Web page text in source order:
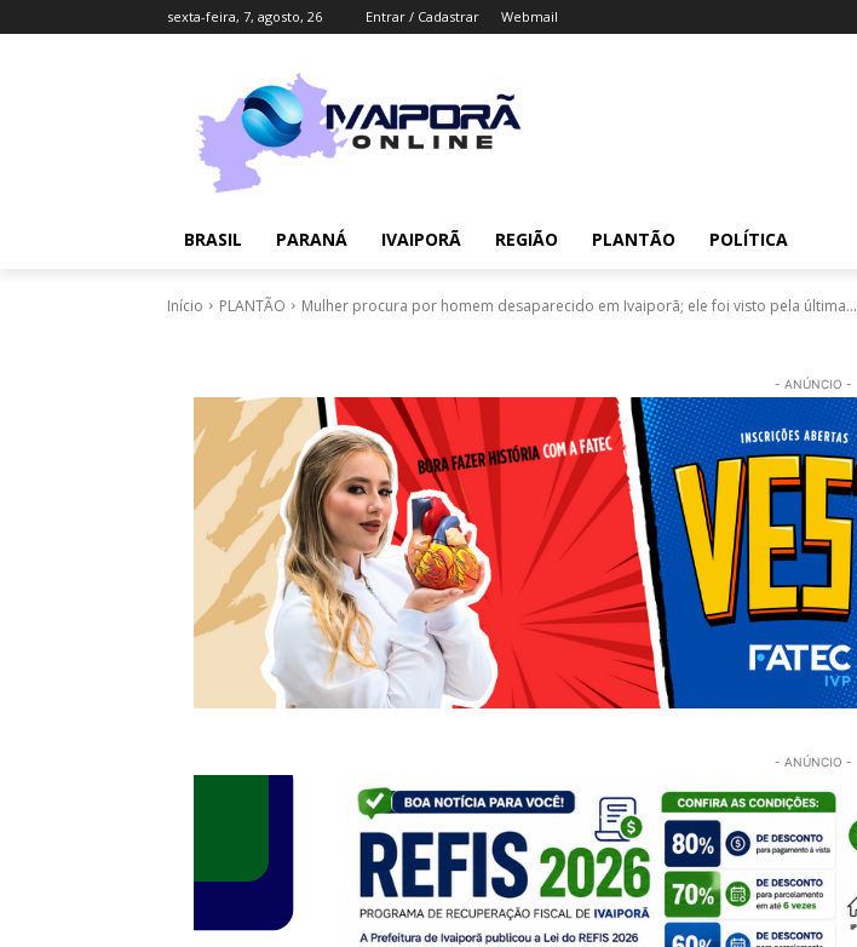
sexta-feira, 7, agosto, 26 Entrar / Cadastrar Webmail
BRASIL PARANÁ IVAIPORÃ REGIÃO PLANTÃO POLÍTICA
Início PLANTÃO Mulher procura por homem desaparecido em Ivaiporã; ele foi visto pela última...
- ANÚNCIO -
- ANÚNCIO -